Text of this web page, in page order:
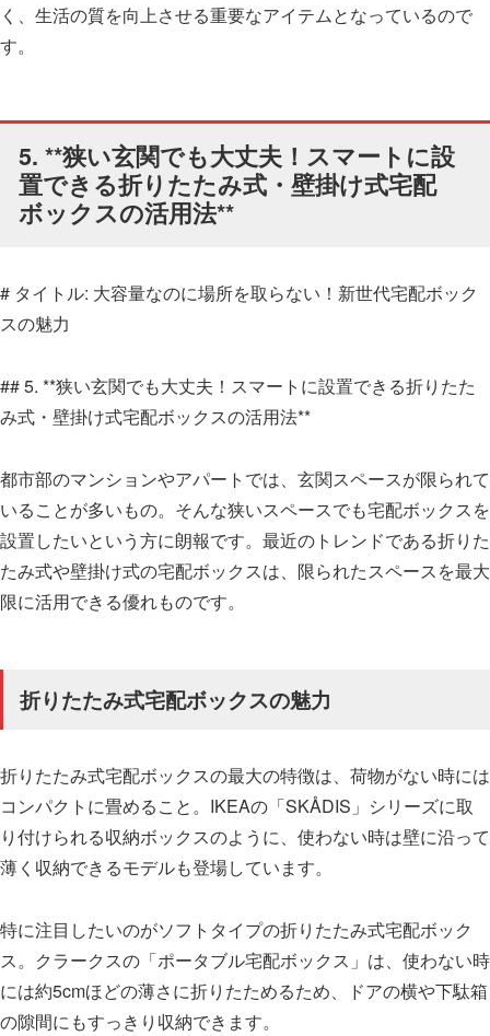
く、生活の質を向上させる重要なアイテムとなっているので
す。
5. **狭い玄関でも大丈夫！スマートに設
置できる折りたたみ式・壁掛け式宅配
ボックスの活用法**
# タイトル: 大容量なのに場所を取らない！新世代宅配ボック
スの魅力
## 5. **狭い玄関でも大丈夫！スマートに設置できる折りたた
み式・壁掛け式宅配ボックスの活用法**
都市部のマンションやアパートでは、玄関スペースが限られて
いることが多いもの。そんな狭いスペースでも宅配ボックスを
設置したいという方に朗報です。最近のトレンドである折りた
たみ式や壁掛け式の宅配ボックスは、限られたスペースを最大
限に活用できる優れものです。
折りたたみ式宅配ボックスの魅力
折りたたみ式宅配ボックスの最大の特徴は、荷物がない時には
コンパクトに畳めること。IKEAの「SKÅDIS」シリーズに取
り付けられる収納ボックスのように、使わない時は壁に沿って
薄く収納できるモデルも登場しています。
特に注目したいのがソフトタイプの折りたたみ式宅配ボック
ス。クラークスの「ポータブル宅配ボックス」は、使わない時
には約5cmほどの薄さに折りたためるため、ドアの横や下駄箱
の隙間にもすっきり収納できます。